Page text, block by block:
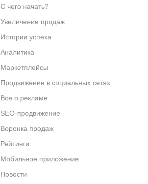
С чего начать?
Увеличение продаж
Истории успеха
Аналитика
Маркетплейсы
Продвижение в социальных сетях
Все о рекламе
SEO-продвижение
Воронка продаж
Рейтинги
Мобильное приложение
Новости